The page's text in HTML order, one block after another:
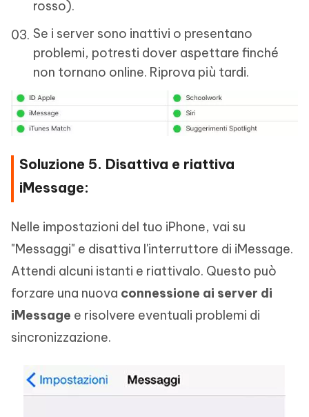
rosso).
Se i server sono inattivi o presentano
problemi, potresti dover aspettare finché
non tornano online. Riprova più tardi.
Soluzione 5. Disattiva e riattiva
iMessage:
Nelle impostazioni del tuo iPhone, vai su
"Messaggi" e disattiva l'interruttore di iMessage.
Attendi alcuni istanti e riattivalo. Questo può
forzare una nuova connessione ai server di
iMessage e risolvere eventuali problemi di
sincronizzazione.